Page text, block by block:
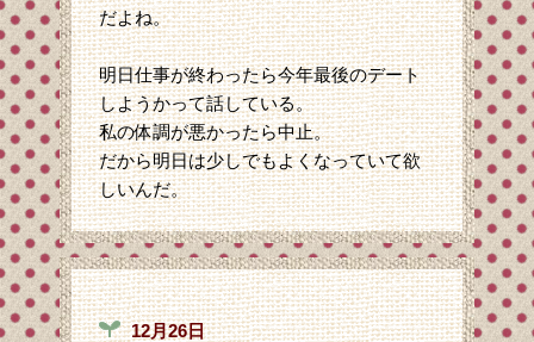
だよね。
明日仕事が終わったら今年最後のデート
しようかって話している。
私の体調が悪かったら中止。
だから明日は少しでもよくなっていて欲
しいんだ。
12月26日